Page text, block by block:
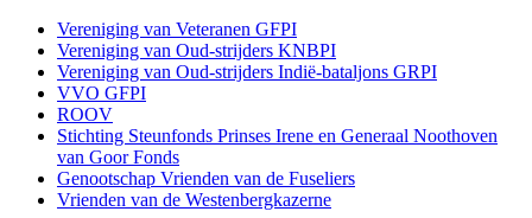
Vereniging van Veteranen GFPI
Vereniging van Oud-strijders KNBPI
Vereniging van Oud-strijders Indië-bataljons GRPI
VVO GFPI
ROOV
Stichting Steunfonds Prinses Irene en Generaal Noothoven
van Goor Fonds
Genootschap Vrienden van de Fuseliers
Vrienden van de Westenbergkazerne